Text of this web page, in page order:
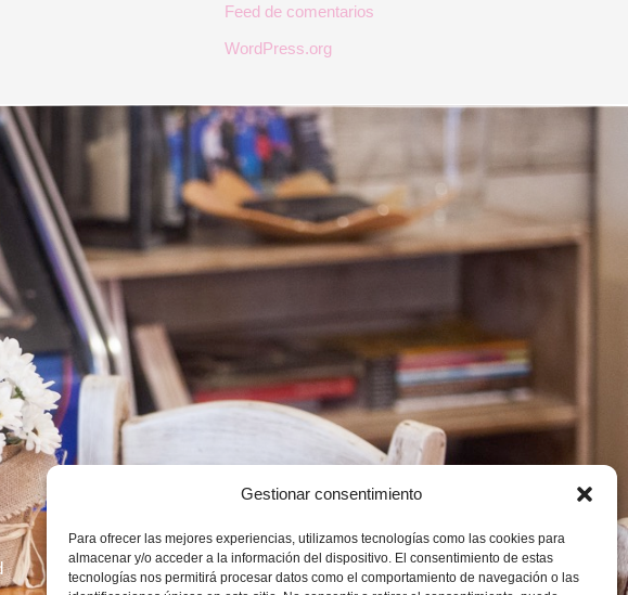
Gestionar consentimiento
Para ofrecer las mejores experiencias, utilizamos tecnologías como las cookies para
almacenar y/o acceder a la información del dispositivo. El consentimiento de estas
tecnologías nos permitirá procesar datos como el comportamiento de navegación o las
Feed de comentarios
WordPress.org